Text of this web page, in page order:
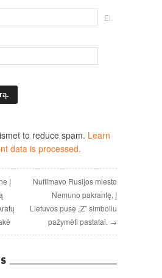
El.
to reduce spam. Learn
data is processed.
į
Nufilmavo Rusijos miesto
Nemuno pakrantę, į
Lietuvos pusę „Z” simboliu
pažymėti pastatai. →